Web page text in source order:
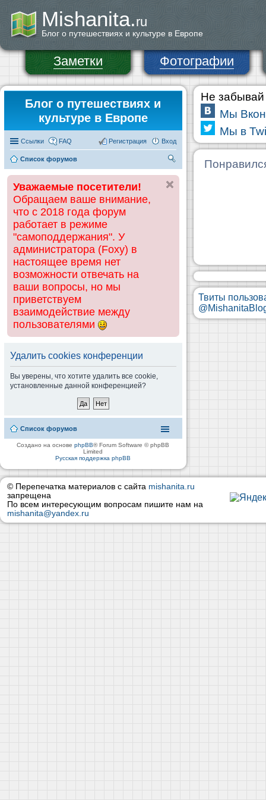
Mishanita.ru
Блог о путешествиях и культуре в Европе
Заметки Фотографии
Блог о путешествиях и
культуре в Европе
Ссылки FAQ Вход
Регистрация
Список форумов
ск
Уважаемые посетители!
Обращаем ваше внимание,
что с 2018 года форум
работает в режиме
"самоподдержания". У
администратора (Foxy) в
настоящее время нет
возможности отвечать на
ваши вопросы, но мы
приветствуем
взаимодействие между
пользователями
Удалить cookies конференции
Вы уверены, что хотите удалить все cookie,
установленные данной конференцией?
Список форумов
Создано на основеphpBB® Forum Software © phpBB
Limited
Русская поддержка phpBB
Не забывай
Мы
Мы в
Твиты
© Перепечатка материалов с сайта mishanita.ru
запрещена
По всем интересующим вопросам пишите нам на
mishanita@yandex.ru